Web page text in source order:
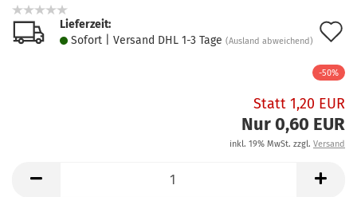
Lieferzeit:
Sofort | Versand DHL 1-3 Tage (Ausland abweichend)
-50%
Statt 1,20 EUR
Nur 0,60 EUR
inkl. 19% MwSt. zzgl. Versand